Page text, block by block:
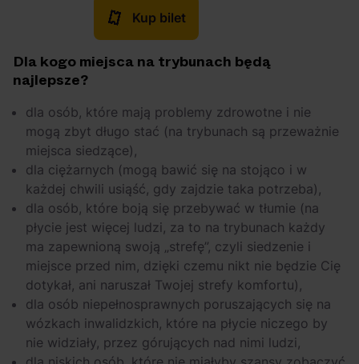
Kup bilet
Dla kogo miejsca na trybunach będą
najlepsze?
dla osób, które mają problemy zdrowotne i nie
mogą zbyt długo stać (na trybunach są przeważnie
miejsca siedzące),
dla ciężarnych (mogą bawić się na stojąco i w
każdej chwili usiąść, gdy zajdzie taka potrzeba),
dla osób, które boją się przebywać w tłumie (na
płycie jest więcej ludzi, za to na trybunach każdy
ma zapewnioną swoją „strefę”, czyli siedzenie i
miejsce przed nim, dzięki czemu nikt nie będzie Cię
dotykał, ani naruszał Twojej strefy komfortu),
dla osób niepełnosprawnych poruszających się na
wózkach inwalidzkich, które na płycie niczego by
nie widziały, przez górujących nad nimi ludzi,